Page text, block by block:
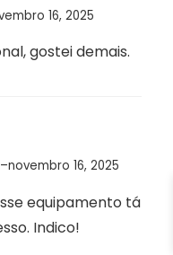
16, 2025
gostei demais.
–novembro 16, 2025
equipamento tá
Indico!